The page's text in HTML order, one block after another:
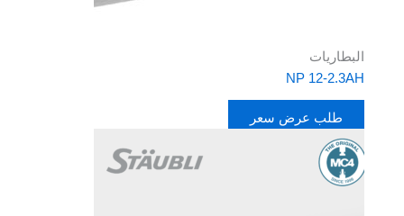
البطاريات
NP 12-2.3AH
طلب عرض سعر
هناك
العديد
من